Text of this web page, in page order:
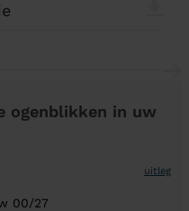
ogenblikken in uw
uitleg
00/27